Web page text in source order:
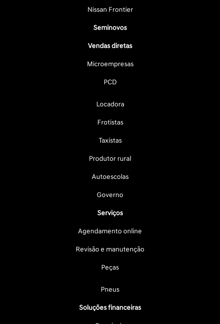
Nissan Frontier
Seminovos
Vendas diretas
Microempresas
PCD
Locadora
Frotistas
Taxistas
Produtor rural
Autoescolas
Governo
Serviços
Agendamento online
Revisão e manutenção
Peças
Pneus
Soluções financeiras